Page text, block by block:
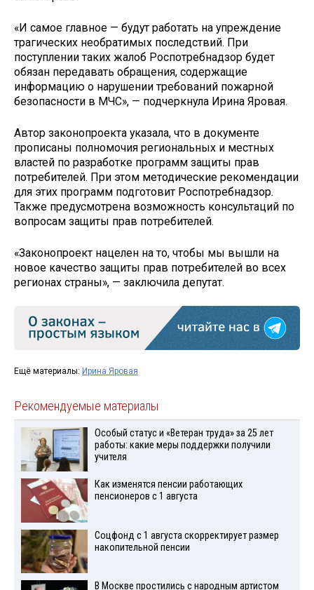
«И самое главное — будут работать на упреждение
трагических необратимых последствий. При
поступлении таких жалоб Роспотребнадзор будет
обязан передавать обращения, содержащие
информацию о нарушении требований пожарной
безопасности в МЧС», — подчеркнула Ирина Яровая.
Автор законопроекта указала, что в документе
прописаны полномочия региональных и местных
властей по разработке программ защиты прав
потребителей. При этом методические рекомендации
для этих программ подготовит Роспотребнадзор.
Также предусмотрена возможность консультаций по
вопросам защиты прав потребителей.
«Законопроект нацелен на то, чтобы мы вышли на
новое качество защиты прав потребителей во всех
регионах страны», — заключила депутат.
Ещё материалы: Ирина Яровая
Рекомендуемые материалы
Особый статус и «Ветеран труда» за 25 лет
работы: какие меры поддержки получили
учителя
Как изменятся пенсии работающих
пенсионеров с 1 августа
Соцфонд с 1 августа скорректирует размер
накопительной пенсии
В Москве простились с народным артистом